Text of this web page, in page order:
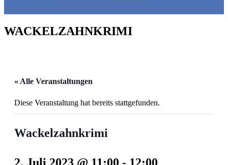
WACKELZAHNKRIMI
« Alle Veranstaltungen
Diese Veranstaltung hat bereits stattgefunden.
Wackelzahnkrimi
2. Juli 2023 @ 11:00 - 12:00